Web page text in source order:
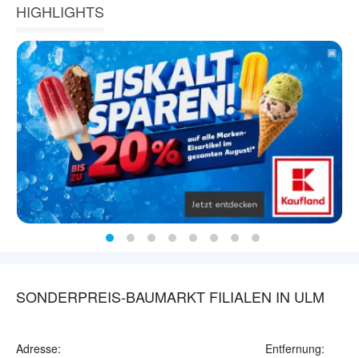
HIGHLIGHTS
SONDERPREIS-BAUMARKT FILIALEN IN ULM
Adresse: Entfernung: